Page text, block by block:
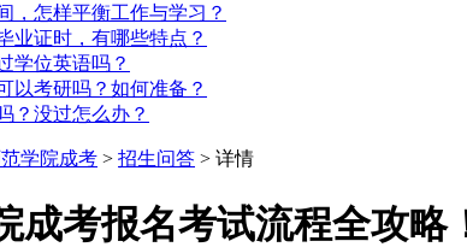
，怎样平衡工作与学习？
业证时，有哪些特点？
学位英语吗？
以考研吗？如何准备？
？没过怎么办？
学院成考 > 招生问答 > 详情
成考报名考试流程全攻略